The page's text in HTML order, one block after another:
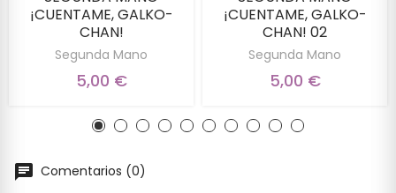
¡CUENTAME, GALKO-
CHAN!
Segunda Mano
5,00 €
¡CUENTAME, GALKO-
CHAN! 02
Segunda Mano
5,00 €
Comentarios (0)